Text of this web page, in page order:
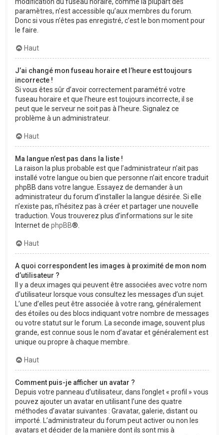
paramètres, n’est accessible qu’aux membres du forum.
Donc si vous n’êtes pas enregistré, c’est le bon moment pour
le faire.
Haut
J’ai changé mon fuseau horaire et l’heure est toujours
incorrecte !
Si vous êtes sûr d’avoir correctement paramétré votre
fuseau horaire et que l’heure est toujours incorrecte, il se
peut que le serveur ne soit pas à l’heure. Signalez ce
problème à un administrateur.
Haut
Ma langue n’est pas dans la liste !
La raison la plus probable est que l’administrateur n’ait pas
installé votre langue ou bien que personne n’ait encore traduit
phpBB dans votre langue. Essayez de demander à un
administrateur du forum d’installer la langue désirée. Si elle
n’existe pas, n’hésitez pas à créer et partager une nouvelle
traduction. Vous trouverez plus d’informations sur le site
Internet de phpBB®.
Haut
A quoi correspondent les images à proximité de mon nom
d’utilisateur ?
Il y a deux images qui peuvent être associées avec votre nom
d’utilisateur lorsque vous consultez les messages d’un sujet.
L’une d’elles peut être associée à votre rang, généralement
des étoiles ou des blocs indiquant votre nombre de messages
ou votre statut sur le forum. La seconde image, souvent plus
grande, est connue sous le nom d’avatar et généralement est
unique ou propre à chaque membre.
Haut
Comment puis-je afficher un avatar ?
Depuis votre panneau d’utilisateur, dans l’onglet « profil » vous
pouvez ajouter un avatar en utilisant l’une des quatre
méthodes d’avatar suivantes : Gravatar, galerie, distant ou
importé. L’administrateur du forum peut activer ou non les
avatars et décider de la manière dont ils sont mis à